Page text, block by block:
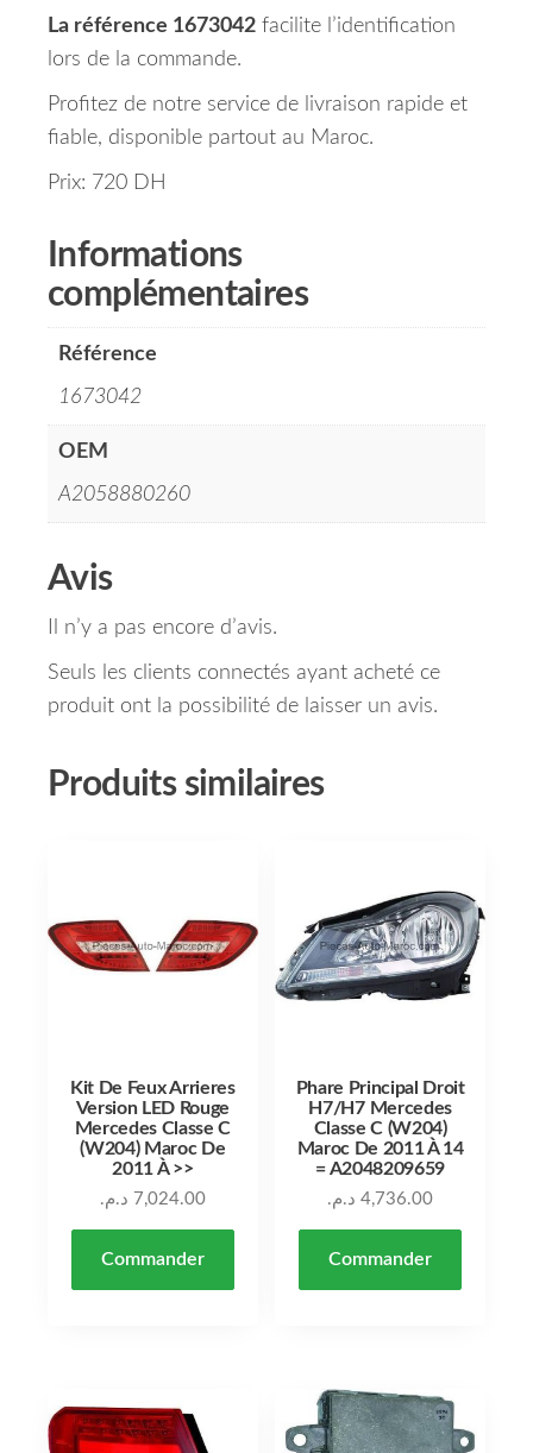
La référence 1673042 facilite l’identification
lors de la commande.
Profitez de notre service de livraison rapide et
fiable, disponible partout au Maroc.
Prix: 720 DH
Informations
complémentaires
Référence
1673042
OEM
A2058880260
Avis
Il n’y a pas encore d’avis.
Seuls les clients connectés ayant acheté ce
produit ont la possibilité de laisser un avis.
Produits similaires
Kit De Feux Arrieres
Version LED Rouge
Mercedes Classe C
(W204) Maroc De
2011 À >>
7,024.00 د.م.
Commander
Phare Principal Droit
H7/H7 Mercedes
Classe C (W204)
Maroc De 2011 À 14
= A2048209659
4,736.00 د.م.
Commander